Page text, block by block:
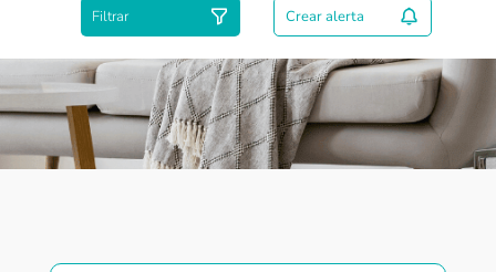
Filtrar Crear alerta
Proyectos Superior a VIS